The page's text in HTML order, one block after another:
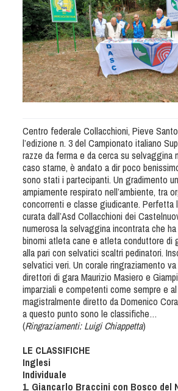
Centro federale Collacchioni, Pieve
l’edizione n. 3 del Campionato italiano
razze da ferma e da cerca su selvaggina
caso starne, è andato a dir poco
sono stati i partecipanti. Un gradimento
ampiamente respirato nell’ambiente, tra
concorrenti e classe giudicante. Perfetta
curata dall’Asd Collacchioni dei
numerosa la selvaggina incontrata che
binomi atleta cane e atleta conduttore di
alla pari con selvatici scaltri pedinatori.
selvatici veri. Un corale ringraziamento
direttori di gara Maurizio Masiero e
imparziali e competenti come sempre e
magistralmente diretto da Domenico
a questo punto sono le classifiche…
(Ringraziamenti: Luigi Chiappetta)
LE CLASSIFICHE
Inglesi
Individuale
1. Giancarlo Braccini con Bosco del
Scuole Federali
Tecnici
Direttori di Gara
Formazione
Calendario
Organi di
Albo Atleti
Guida
Tiro di
English e
Tiro a Palla
Tiro con
Field Target
Softair